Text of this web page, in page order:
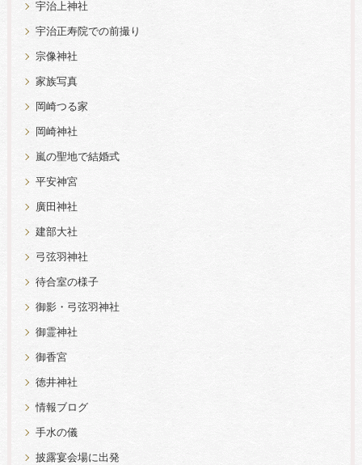
宇治上神社
宇治正寿院での前撮り
宗像神社
家族写真
岡崎つる家
岡崎神社
嵐の聖地で結婚式
平安神宮
廣田神社
建部大社
弓弦羽神社
待合室の様子
御影・弓弦羽神社
御霊神社
御香宮
徳井神社
情報ブログ
手水の儀
披露宴会場に出発